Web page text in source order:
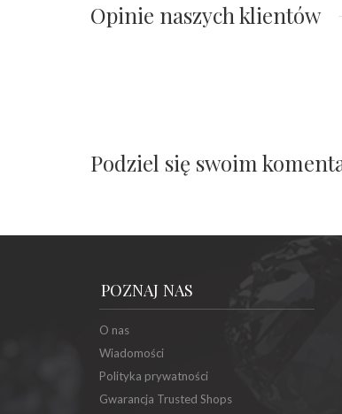
Opinie naszych klientów
Podziel się swoim
POZNAJ NAS
O nas
Wiadomości
Polityka prywatności
Gwarancja Trusted Shops